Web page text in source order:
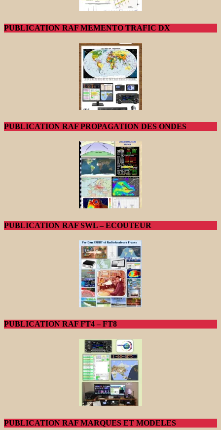
PUBLICATION RAF MEMENTO TRAFIC DX
PUBLICATION RAF PROPAGATION DES ONDES
PUBLICATION RAF SWL – ECOUTEUR
PUBLICATION RAF FT4 – FT8
PUBLICATION RAF MARQUES ET MODELES